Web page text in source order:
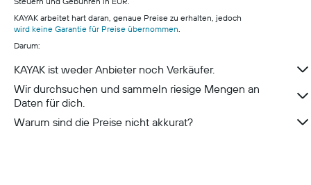
KAYAK arbeitet hart daran, genaue Preise zu erhalten, jedoch
wird keine Garantie für Preise übernommen
Darum:
KAYAK ist weder Anbieter noch Verkäufer.
Wir durchsuchen und sammeln riesige Mengen an
Daten für dich.
Warum sind die Preise nicht akkurat?